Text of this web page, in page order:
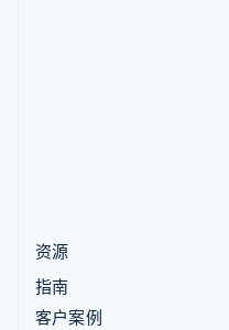
资源
指南
客户案例